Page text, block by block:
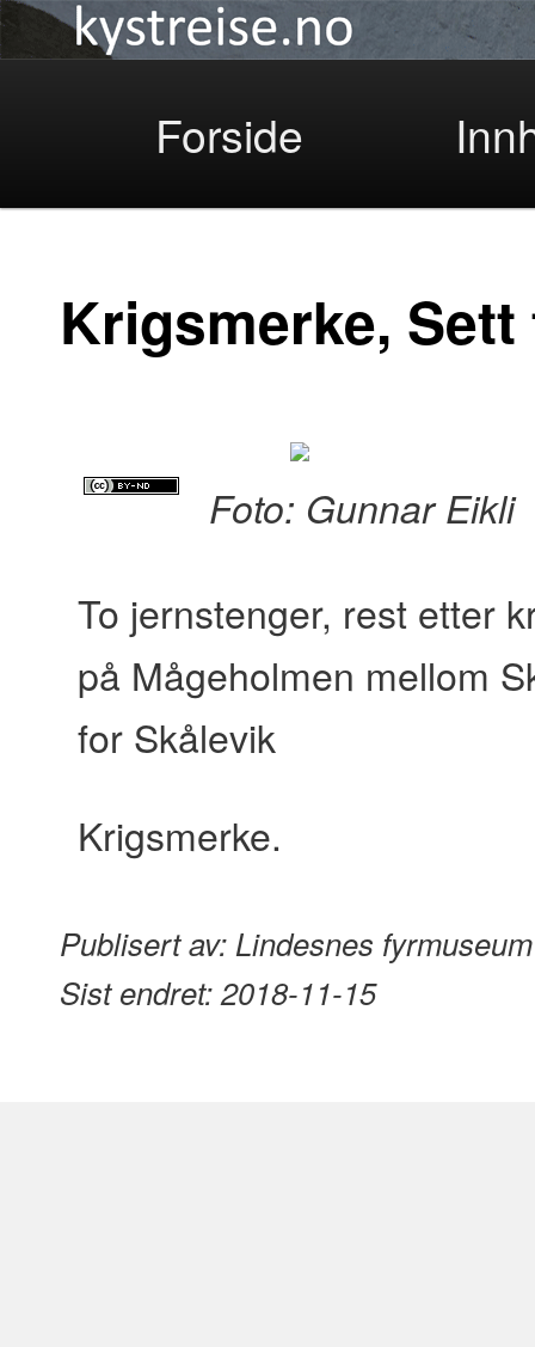
Skip
primary
Forside
Krigsmerke,
Foto: Gunnar Eikli
To jernstenger, rest etter
på Mågeholmen mellom
for Skålevik
Krigsmerke.
Publisert av: Lindesnes fyrmuseum
Sist endret:2018-11-15